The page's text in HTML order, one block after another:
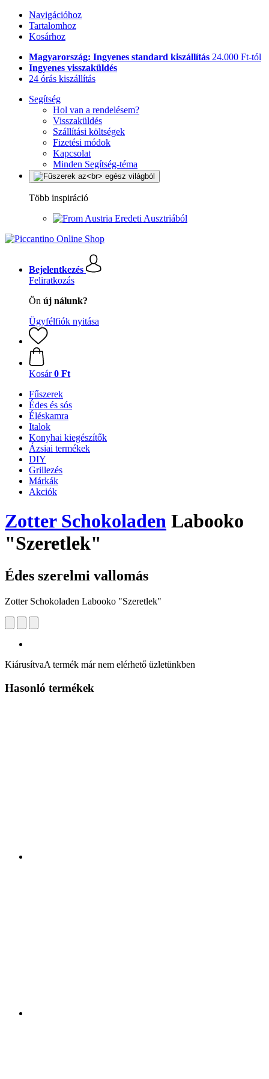
Navigációhoz
Tartalomhoz
Kosárhoz
Magyarország: Ingyenes standard kiszállítás 24.000 Ft-tól
Ingyenes visszaküldés
24 órás kiszállítás
Segítség
Hol van a rendelésem?
Visszaküldés
Szállítási költségek
Fizetési módok
Kapcsolat
Minden Segítség-téma
Több inspiráció
Eredeti Ausztriából
Bejelentkezés
Feliratkozás
Ön új nálunk?
Ügyfélfiók nyitása
Kosár 0 Ft
Fűszerek
Édes és sós
Éléskamra
Italok
Konyhai kiegészítők
Ázsiai termékek
DIY
Grillezés
Márkák
Akciók
Zotter Schokoladen Labooko
"Szeretlek"
Édes szerelmi vallomás
Zotter Schokoladen Labooko "Szeretlek"
KiárusítvaA termék már nem elérhető üzletünkben
Hasonló termékek